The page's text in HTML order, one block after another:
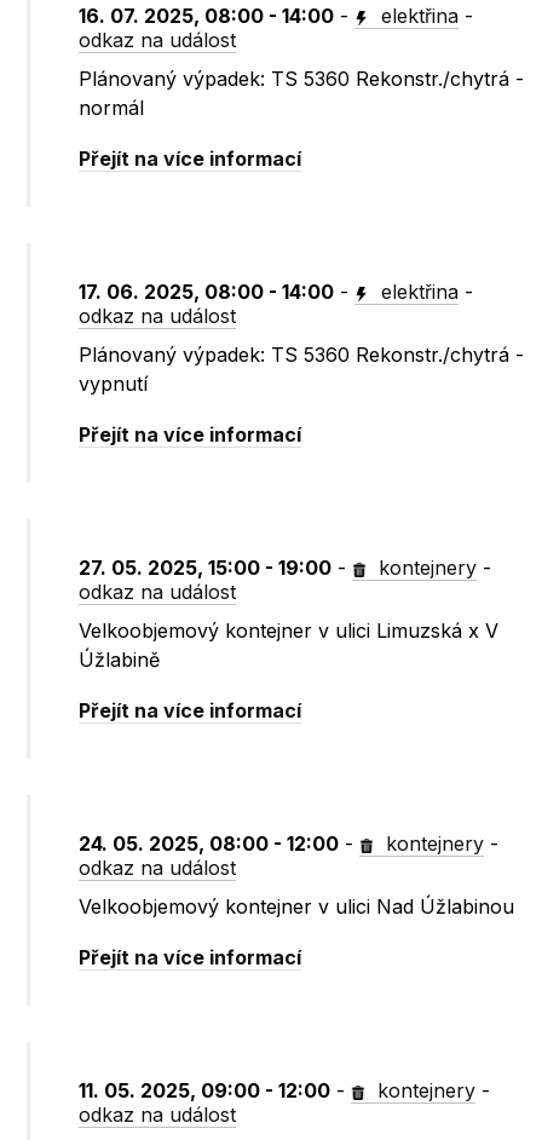
16. 07. 2025, 08:00 - 14:00 - elektřina -
odkaz na událost
Plánovaný výpadek: TS 5360 Rekonstr./chytrá -
normál
Přejít na více informací
17. 06. 2025, 08:00 - 14:00 - elektřina -
odkaz na událost
Plánovaný výpadek: TS 5360 Rekonstr./chytrá -
vypnutí
Přejít na více informací
27. 05. 2025, 15:00 - 19:00 - kontejnery -
odkaz na událost
Velkoobjemový kontejner v ulici Limuzská x V
Úžlabině
Přejít na více informací
24. 05. 2025, 08:00 - 12:00 - kontejnery -
odkaz na událost
Velkoobjemový kontejner v ulici Nad Úžlabinou
Přejít na více informací
11. 05. 2025, 09:00 - 12:00 - kontejnery -
odkaz na událost